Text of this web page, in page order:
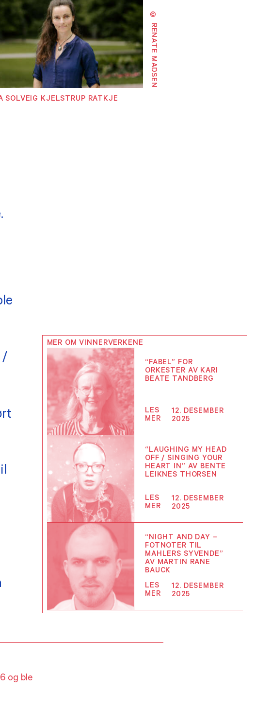
© RENATE MADSEN
SOLVEIG KJELSTRUP RATKJE
/
MER OM VINNERVERKENE
“FABEL” FOR
ORKESTER AV KARI
BEATE TANDBERG
LES
MER
12. DESEMBER
2025
“LAUGHING MY HEAD
OFF / SINGING YOUR
HEART IN” AV BENTE
LEIKNES THORSEN
LES
MER
12. DESEMBER
2025
“NIGHT AND DAY –
FOTNOTER TIL
MAHLERS SYVENDE”
AV MARTIN RANE
BAUCK
LES
MER
12. DESEMBER
2025
og ble